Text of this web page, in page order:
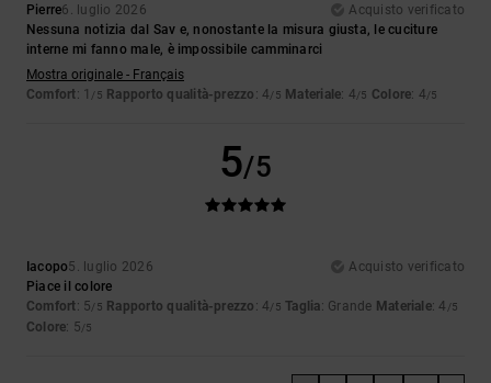
Pierre6. luglio 2026
Acquisto verificato
Nessuna notizia dal Sav e, nonostante la misura giusta, le cuciture
interne mi fanno male, è impossibile camminarci
Mostra originale - Français
Comfort: 1 /5 Rapporto qualità-prezzo : 4/5 Materiale: 4/5 Colore: 4/5
5/5
Iacopo5. luglio 2026
Acquisto verificato
Piace il colore
Comfort: 5/5 Rapporto qualità-prezzo : 4/5 Taglia: Grande Materiale: 4 /5
Colore: 5/5